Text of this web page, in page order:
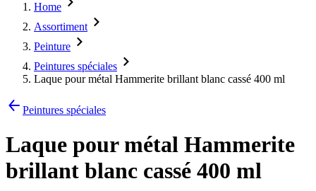
Home
Assortiment
Peinture
Peintures spéciales
Laque pour métal Hammerite brillant blanc cassé 400 ml
Peintures spéciales
Laque pour métal Hammerite
brillant blanc cassé 400 ml